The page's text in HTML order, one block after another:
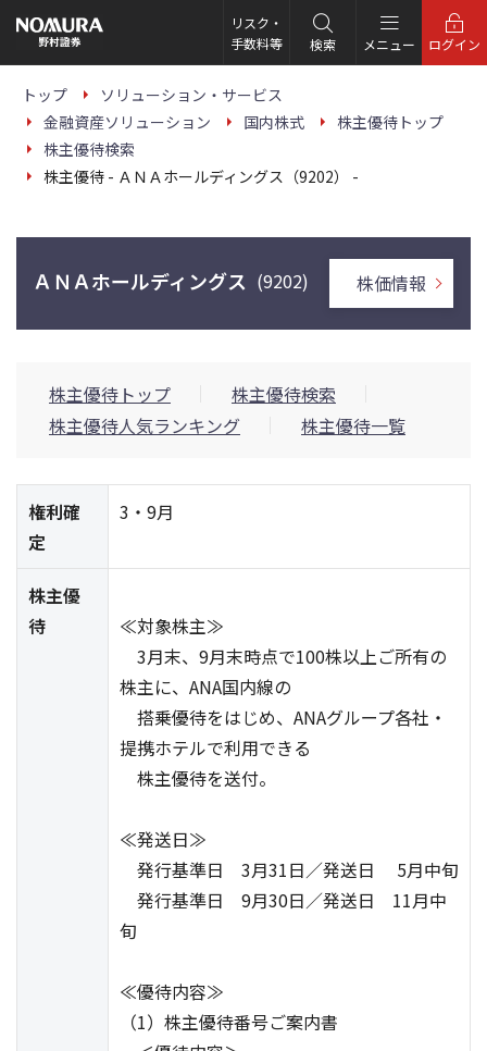
の
ー
リスク・
手数料等
検索 メニュー ログイン
トップ
ソリューション・サービス
金融資産ソリューション
国内株式
株主優待トップ
株主優待検索
株主優待 - ＡＮＡホールディングス（9202） -
ＡＮＡホールディングス (9202) 株価情報
株主優待トップ
株主優待検索
株主優待人気ランキング
株主優待一覧
権利確
定
3・9月
株主優
待
≪対象株主≫
3月末、9月末時点で100株以上ご所有の
株主に、ANA国内線の
搭乗優待をはじめ、ANAグループ各社・
提携ホテルで利用できる
株主優待を送付。
≪発送日≫
発行基準日 3月31日／発送日 5月中旬
発行基準日 9月30日／発送日 11月中
旬
≪優待内容≫
（1）株主優待番号ご案内書